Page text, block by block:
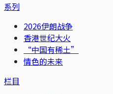
系列
2026伊朗战争
香港世纪大火
“中国有稀土”
情色的未来
栏目